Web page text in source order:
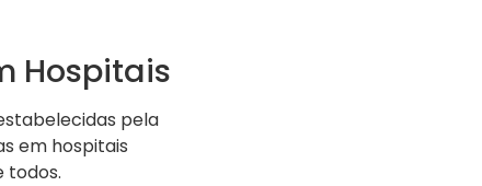
Hospitais
pela
em hospitais
todos.